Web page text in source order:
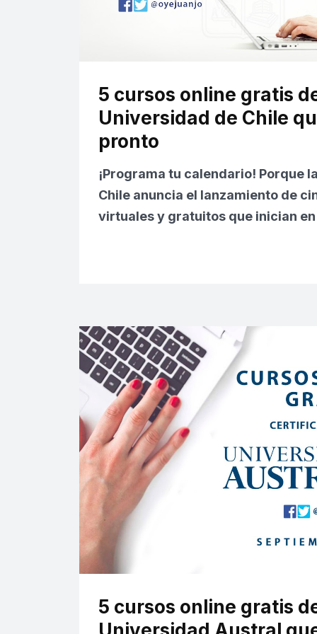
5 cursos online gratis
Universidad de Chile
pronto
¡Programa tu calendario! Porque
Chile anuncia el lanzamiento de
virtuales y gratuitos que inician
5 cursos online gratis